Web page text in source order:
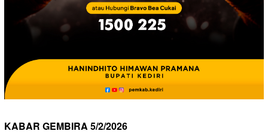
KABAR GEMBIRA 5/2/2026